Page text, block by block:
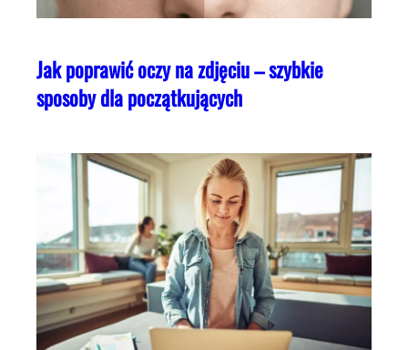
Jak poprawić oczy na zdjęciu – szybkie
sposoby dla początkujących